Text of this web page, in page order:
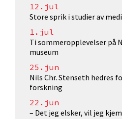
12.jul
Store sprik i studier av
1.jul
Ti sommeropplevelser på
museum
25.jun
Nils Chr. Stenseth hedres
forskning
22.jun
– Det jeg elsker, vil jeg